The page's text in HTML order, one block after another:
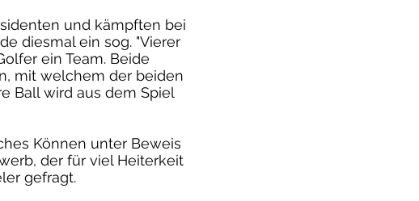
und kämpften bei
diesmal ein sog. "Vierer
ein Team. Beide
mit welchem der beiden
Ball wird aus dem Spiel
Können unter Beweis
der für viel Heiterkeit
gefragt.